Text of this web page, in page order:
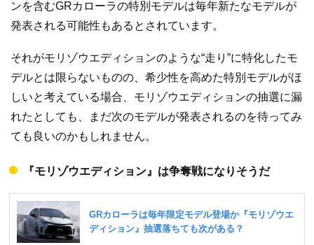
ンを含むGRカローラの特別モデルは毎年新たなモデルが
発表される可能性もあるとされています。
それがモリゾウエディションのような“走り”に特化したモ
デルとは限らないものの、希少性を高めた特別モデルがほ
しいと考えている場合、モリゾウエディションの抽選に漏
れたとしても、まだ次のモデルが発表されるのを待ってみ
ても良いのかもしれません。
『モリゾウエディション』は争奪戦になりそうだ